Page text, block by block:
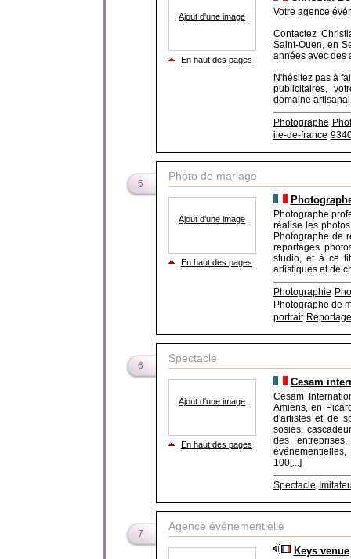
Ajout d'une image
En haut des pages
Votre agence
Contactez
Saint-Ouen, en
années avec des
N'hésitez pas à
publicitaires,
domaine
Photographe
ile-de-france
5
Photo de mariage
Ajout d'une image
En haut des pages
Photographe
réalise les
Photographe de
reportages
studio, et à ce
artistiques et de
Photographie
Photographe de
portrait
6
Spectacle
Ajout d'une image
En haut des pages
Cesam
Cesam
Amiens, en
d'artistes et de
sosies,
des
100[...]
Spectacle
7
Agence événementielle
Keys venue